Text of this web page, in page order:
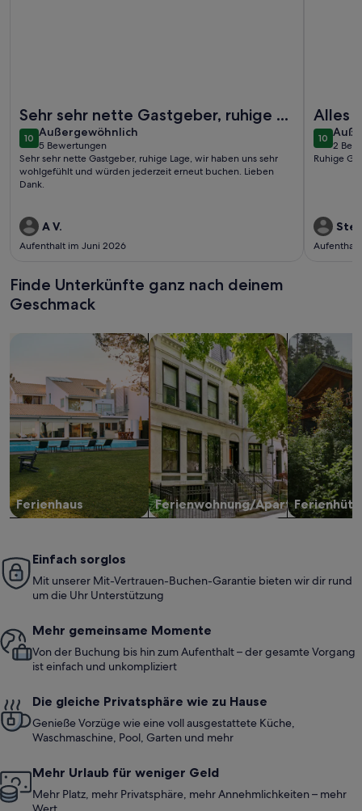
Sehr sehr nette Gastgeber, ruhige ...
1010 von 10
Außergewöhnlich
außergewöhnlich
5 Bewertungen
(5
bewertungen)
Sehr sehr nette Gastgeber, ruhige Lage, wir haben uns sehr
wohlgefühlt und würden jederzeit erneut buchen. Lieben
Dank.
A V.
Aufenthalt im Juni 2026
Alles
1010 von
2
(2
Ruhige
Finde Unterkünfte ganz nach deinem
Geschmack
Ferienhaus
Suche nach Ferienhäusern
Ferienwohnung/Apartment
Suche nach Ferienwohnungen oder
Suche nach
Einfach sorglos
Mit unserer Mit-Vertrauen-Buchen-Garantie bieten wir dir rund
um die Uhr Unterstützung
Mehr gemeinsame Momente
Von der Buchung bis hin zum Aufenthalt – der gesamte Vorgang
ist einfach und unkompliziert
Die gleiche Privatsphäre wie zu Hause
Genieße Vorzüge wie eine voll ausgestattete Küche,
Waschmaschine, Pool, Garten und mehr
Mehr Urlaub für weniger Geld
Mehr Platz, mehr Privatsphäre, mehr Annehmlichkeiten – mehr